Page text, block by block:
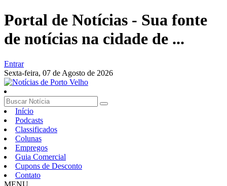
Portal de Notícias - Sua fonte
de notícias na cidade de ...
Entrar
Sexta-feira, 07 de Agosto de 2026
Início
Podcasts
Classificados
Colunas
Empregos
Guia Comercial
Cupons de Desconto
Contato
MENU